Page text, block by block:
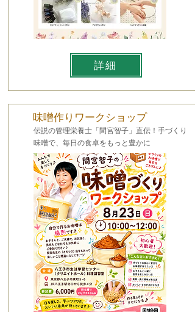
詳細
味噌作りワークショップ
伝説の管理栄養士「間宮智子」直伝！手づくり
味噌で、毎日の食卓をもっと豊かに